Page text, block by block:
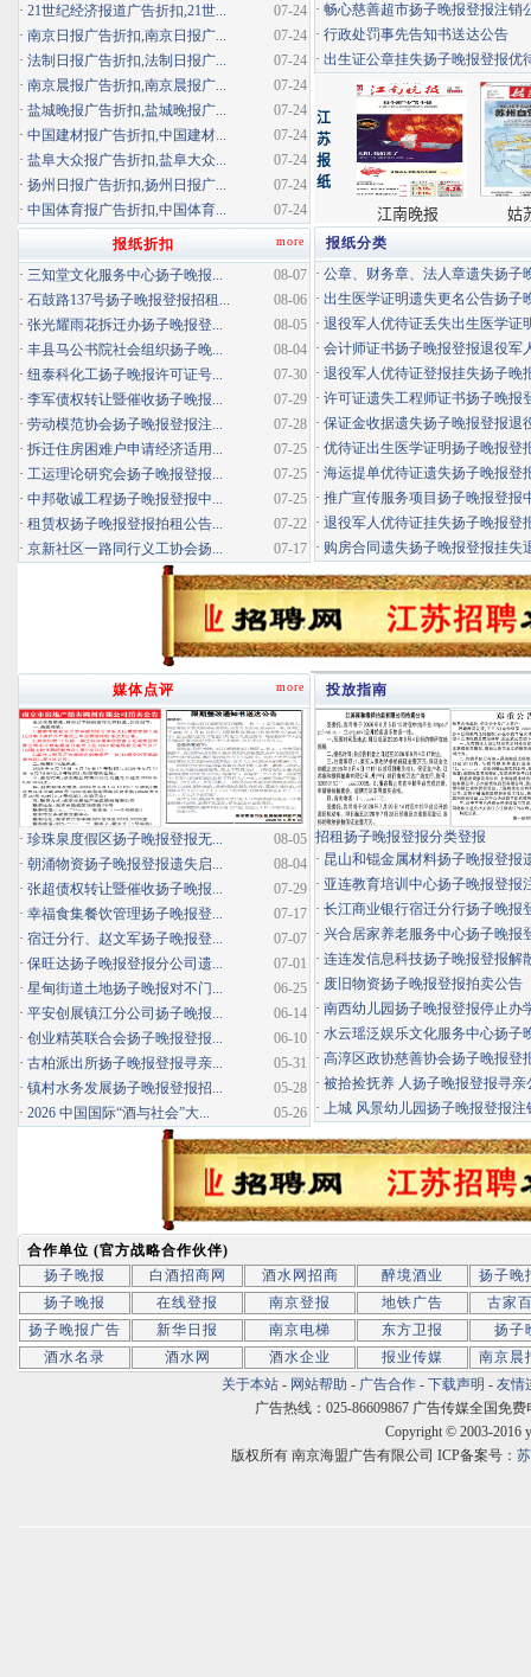
· 畅心慈善超市扬子晚报登报注销
· 行政处罚事先告知书送达公告
· 出生证公章挂失扬子晚报登报优
报纸分类
· 公章、财务章、法人章遗失扬子
· 出生医学证明遗失更名公告扬子
· 退役军人优待证丢失出生医学证
· 会计师证书扬子晚报登报退役军
· 退役军人优待证登报挂失扬子晚
· 许可证遗失工程师证书扬子晚报
· 保证金收据遗失扬子晚报登报退
· 优待证出生医学证明扬子晚报登
· 海运提单优待证遗失扬子晚报登
· 推广宣传服务项目扬子晚报登报
· 退役军人优待证挂失扬子晚报登
· 购房合同遗失扬子晚报登报挂失
07-24
· 21世纪经济报道广告折扣,21世...
07-24
· 南京日报广告折扣,南京日报广...
07-24
· 法制日报广告折扣,法制日报广...
07-24
· 南京晨报广告折扣,南京晨报广...
07-24
· 盐城晚报广告折扣,盐城晚报广...
07-24
· 中国建材报广告折扣,中国建材...
07-24
· 盐阜大众报广告折扣,盐阜大众...
07-24
· 扬州日报广告折扣,扬州日报广...
07-24
· 中国体育报广告折扣,中国体育...
more
报纸折扣
08-07
· 三知堂文化服务中心扬子晚报...
08-06
· 石鼓路137号扬子晚报登报招租...
08-05
· 张光耀雨花拆迁办扬子晚报登...
08-04
· 丰县马公书院社会组织扬子晚...
07-30
· 纽泰科化工扬子晚报许可证号...
07-29
· 李军债权转让暨催收扬子晚报...
07-28
· 劳动模范协会扬子晚报登报注...
07-25
· 拆迁住房困难户申请经济适用...
07-25
· 工运理论研究会扬子晚报登报...
07-25
· 中邦敬诚工程扬子晚报登报中...
07-22
· 租赁权扬子晚报登报拍租公告...
07-17
· 京新社区一路同行义工协会扬...
投放指南
招租扬子晚报登报分类登报
· 昆山和锟金属材料扬子晚报登报
· 亚连教育培训中心扬子晚报登报
· 长江商业银行宿迁分行扬子晚报
· 兴合居家养老服务中心扬子晚报
· 连连发信息科技扬子晚报登报解
· 废旧物资扬子晚报登报拍卖公告
· 南西幼儿园扬子晚报登报停止办
· 水云瑶泛娱乐文化服务中心扬子
· 高淳区政协慈善协会扬子晚报登
· 被拾捡抚养 人扬子晚报登报寻亲
· 上城 风景幼儿园扬子晚报登报注
more
媒体点评
08-05
· 珍珠泉度假区扬子晚报登报无...
08-04
· 朝涌物资扬子晚报登报遗失启...
07-29
· 张超债权转让暨催收扬子晚报...
07-17
· 幸福食集餐饮管理扬子晚报登...
07-07
· 宿迁分行、赵文军扬子晚报登...
07-01
· 保旺达扬子晚报登报分公司遗...
06-25
· 星甸街道土地扬子晚报对不门...
06-14
· 平安创展镇江分公司扬子晚报...
06-10
· 创业精英联合会扬子晚报登报...
05-31
· 古柏派出所扬子晚报登报寻亲...
05-28
· 镇村水务发展扬子晚报登报招...
05-26
· 2026 中国国际“酒与社会”大...
合作单位 (官方战略合作伙伴)
扬子晚报
白酒招商网 酒水网招商 醉境酒业
扬子晚
扬子晚报
在线登报 南京登报 地铁广告
古家
扬子晚报广告
新华日报 南京电梯 东方卫报
扬子
酒水名录
酒水网 酒水企业 报业传媒
南京晨
关于本站 - 网站帮助 - 广告合作 - 下载声明 - 友情
广告热线：025-86609867 广告传媒全国免费
Copyright © 2003-2016
版权所有 南京海盟广告有限公司 ICP备案号：